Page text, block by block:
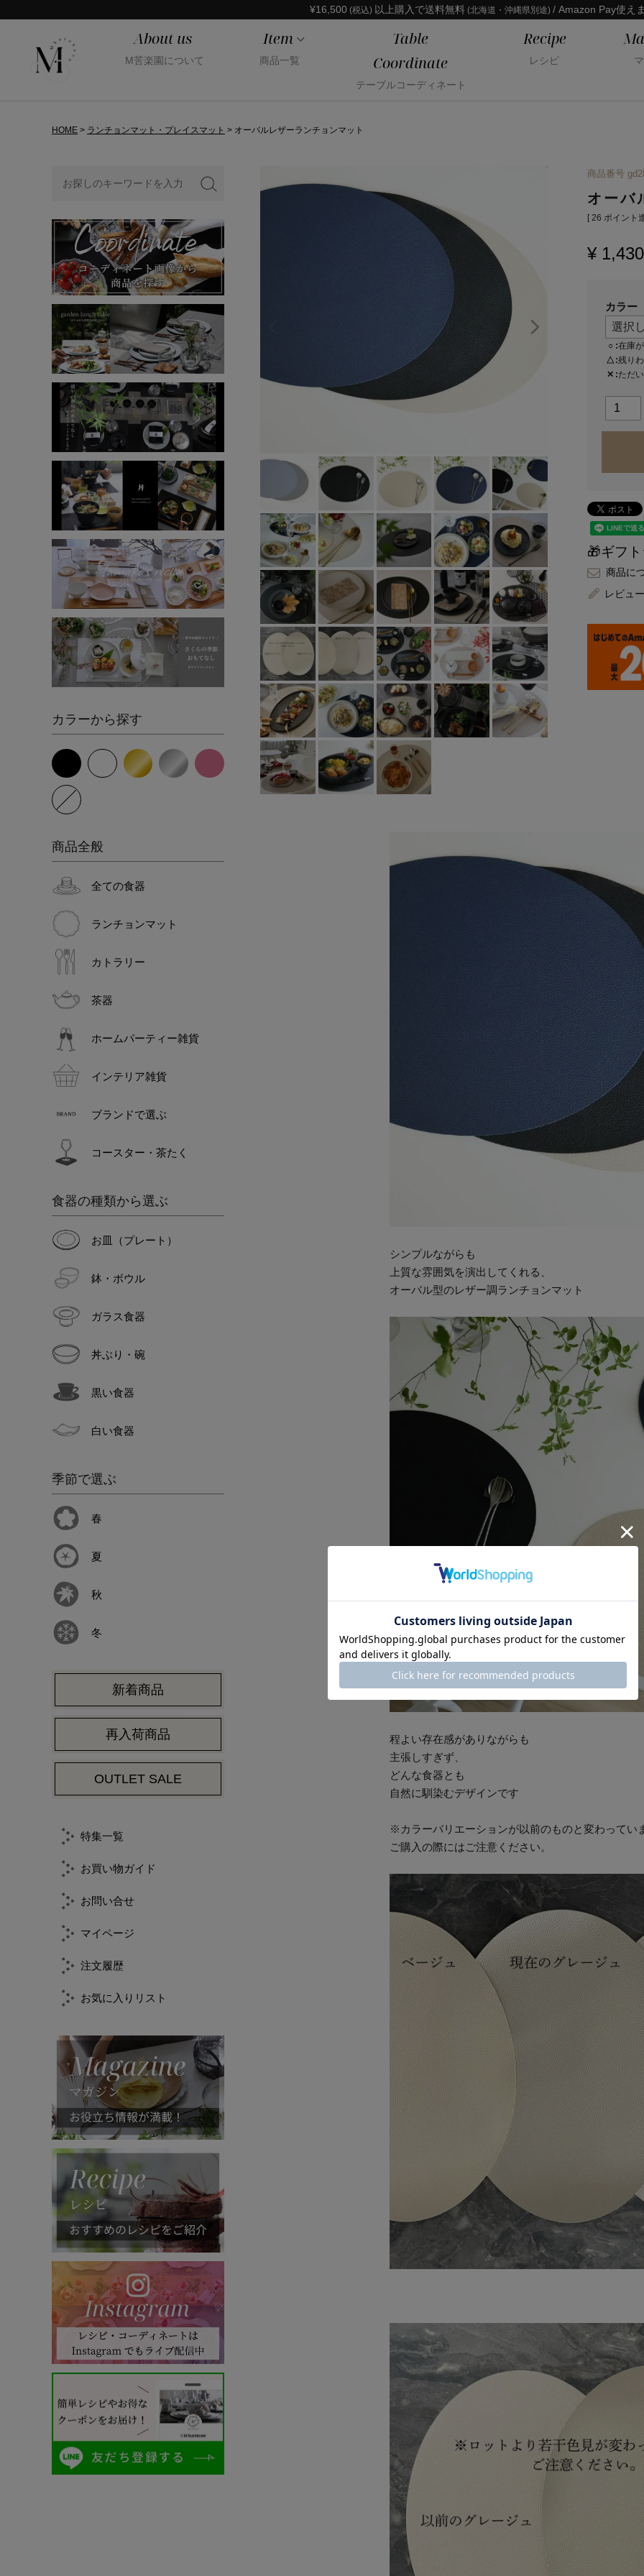
¥16,500 (税込) 以上購入で送料無料 (北海道・沖縄県別途) / Amazon Pay使え
About us
M苦楽園について
Item
商品一覧
Table
Coordinate
テーブルコーディネート
Recipe
レシピ
HOME ランチョンマット・プレイスマット オーバルレザーランチョンマット
カラーから探す
商品全般
全ての食器
ランチョンマット
カトラリー
茶器
ホームパーティー雑貨
インテリア雑貨
ブランドで選ぶ
コースター・茶たく
食器の種類から選ぶ
お皿（プレート）
鉢・ボウル
ガラス食器
丼ぶり・碗
黒い食器
白い食器
季節で選ぶ
春
夏
秋
冬
新着商品
再入荷商品
OUTLET SALE
特集一覧
お買い物ガイド
お問い合せ
マイページ
注文履歴
お気に入りリスト
商品番号
オーバ
[ 26 ポイント
¥ 1,430
カラー
○ 在庫
△ 残り
✕ ただ
🎁ギフ
商品に
レビュ
シンプルながらも
上質な雰囲気を演出してくれる、
オーバル型のレザー調ランチョンマット
程よい存在感がありながらも
主張しすぎず、
どんな食器とも
自然に馴染むデザインです
※カラーバリエーションが以前のものと変わってい
ご購入の際にはご注意ください。